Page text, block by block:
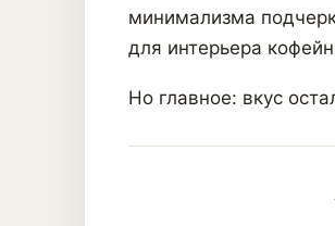
минимализма
для интерьера
Но главное: вкус